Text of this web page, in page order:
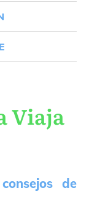
Viaja
consejos de